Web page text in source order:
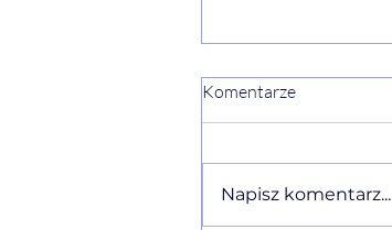
Komentarze
Napisz komentarz...